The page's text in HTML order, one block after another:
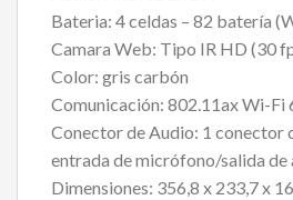
Bateria: 4 celdas – 82 batería
Camara Web: Tipo IR HD (30
Color: gris carbón
Comunicación: 802.11ax Wi-Fi
Conector de Audio: 1 conector
entrada de micrófono/salida de
Dimensiones: 356,8 x 233,7 x